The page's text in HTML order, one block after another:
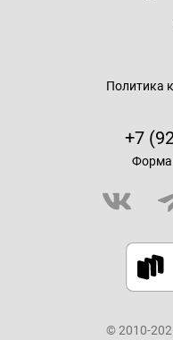
Политика
+7
Форма
© 2010-